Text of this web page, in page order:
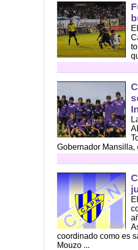
Gobernador Mansilla,
coordinado como es
Mouzo ...